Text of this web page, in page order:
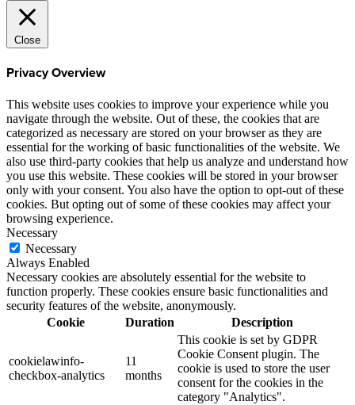
Close
Privacy Overview
This website uses cookies to improve your experience while you
navigate through the website. Out of these, the cookies that are
categorized as necessary are stored on your browser as they are
essential for the working of basic functionalities of the website. We
also use third-party cookies that help us analyze and understand how
you use this website. These cookies will be stored in your browser
only with your consent. You also have the option to opt-out of these
cookies. But opting out of some of these cookies may affect your
browsing experience.
Necessary
Necessary
Always Enabled
Necessary cookies are absolutely essential for the website to
function properly. These cookies ensure basic functionalities and
security features of the website, anonymously.
Cookie
Duration Description
cookielawinfo-
checkbox-analytics
11
months
This cookie is set by GDPR
Cookie Consent plugin. The
cookie is used to store the user
consent for the cookies in the
category "Analytics".